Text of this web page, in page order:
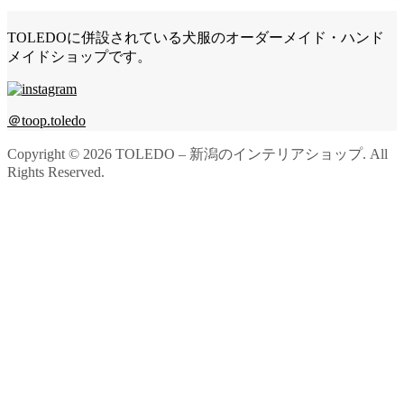
TOLEDOに併設されている犬服のオーダーメイド・ハンド
メイドショップです。
＠toop.toledo
Copyright © 2026 TOLEDO – 新潟のインテリアショップ. All
Rights Reserved.